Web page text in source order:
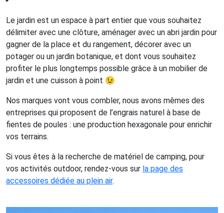
Le jardin est un espace à part entier que vous souhaitez
délimiter avec une clôture, aménager avec un abri jardin pour
gagner de la place et du rangement, décorer avec un
potager ou un jardin botanique, et dont vous souhaitez
profiter le plus longtemps possible grâce à un mobilier de
jardin et une cuisson à point 😉
Nos marques vont vous combler, nous avons mêmes des
entreprises qui proposent de l’engrais naturel à base de
fientes de poules : une production hexagonale pour enrichir
vos terrains.
Si vous êtes à la recherche de matériel de camping, pour
vos activités outdoor, rendez-vous sur la page des
accessoires dédiée au plein air.